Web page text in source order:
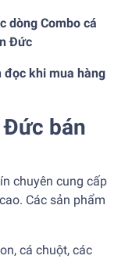
dòng Combo cá
Đức
đọc khi mua hàng
Đức bán
chuyên cung cấp
Các sản phẩm
cá chuột, các